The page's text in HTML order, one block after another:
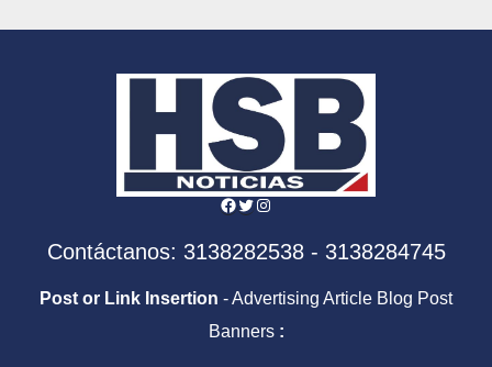
Facebook
Twitter
Instagram
Contáctanos: 3138282538 - 3138284745
Post or Link Insertion - Advertising Article Blog Post
Banners :